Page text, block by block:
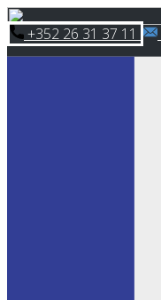
Skip
to
content
​+352 26 31 37 11